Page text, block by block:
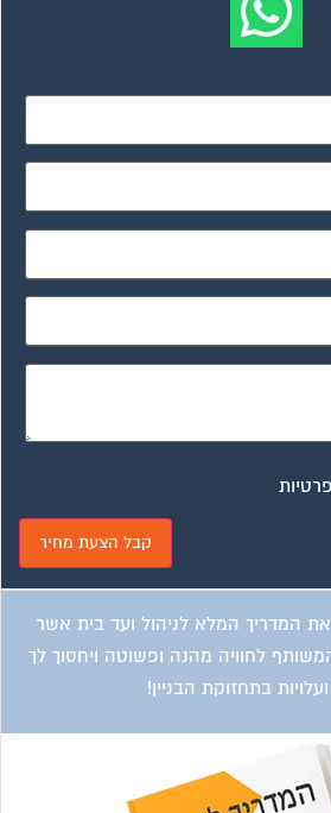
המדריך המלא לניהול ועד בית אשר
לחוויה מהנה ופשוטה ויחסוך לך
בתחזוקת הבניין!